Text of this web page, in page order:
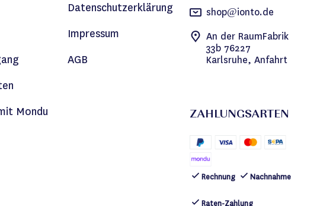
Mondu
Datenschutzerklärung
Impressum
AGB
shop@ionto.de
An der RaumFabrik
33b 76227
Karlsruhe, Anfahrt
ZAHLUNGSARTEN
Rechnung Nachnahme
Raten-Zahlung